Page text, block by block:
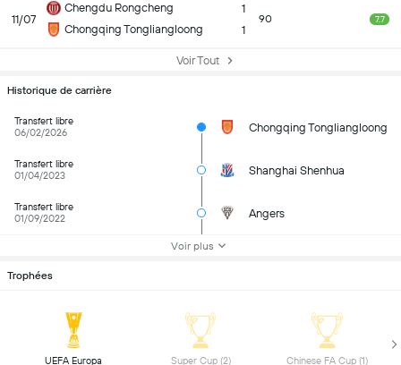
11/07
Chengdu Rongcheng
Chongqing Tongliangloong
1
1
90 7.7
Voir Tout
Historique de carrière
Transfert libre
06/02/2026
Chongqing Tongliangloong
Transfert libre
01/04/2023
Shanghai Shenhua
Transfert libre
01/09/2022
Angers
Voir plus
Trophées
UEFA Europa
Super Cup (2)